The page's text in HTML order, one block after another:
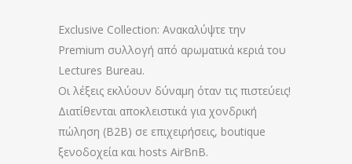
Exclusive Collection: Ανακαλύψτε την
Premium συλλογή από αρωματικά κεριά του
Lectures Bureau.
Οι λέξεις εκλύουν δύναμη όταν τις πιστεύεις!
Διατίθενται αποκλειστικά για χονδρική
πώληση (B2B) σε επιχειρήσεις, boutique
ξενοδοχεία και hosts AirBnB.